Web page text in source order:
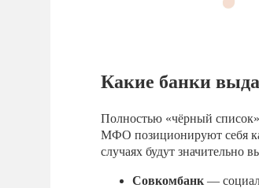
Какие банки
Полностью «чёрный
МФО позиционируют себя
случаях будут значительно
Совкомбанк —